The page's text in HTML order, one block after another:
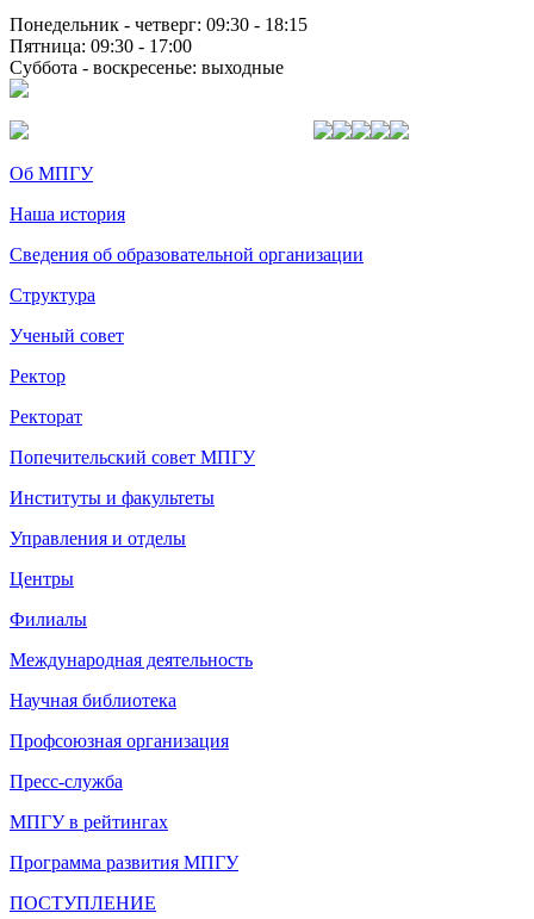
Понедельник - четверг: 09:30 - 18:15
Пятница: 09:30 - 17:00
Суббота - воскресенье: выходные
Об МПГУ
Наша история
Сведения об образовательной организации
Структура
Ученый совет
Ректор
Ректорат
Попечительский совет МПГУ
Институты и факультеты
Управления и отделы
Центры
Филиалы
Международная деятельность
Научная библиотека
Профсоюзная организация
Пресс-служба
МПГУ в рейтингах
Программа развития МПГУ
ПОСТУПЛЕНИЕ